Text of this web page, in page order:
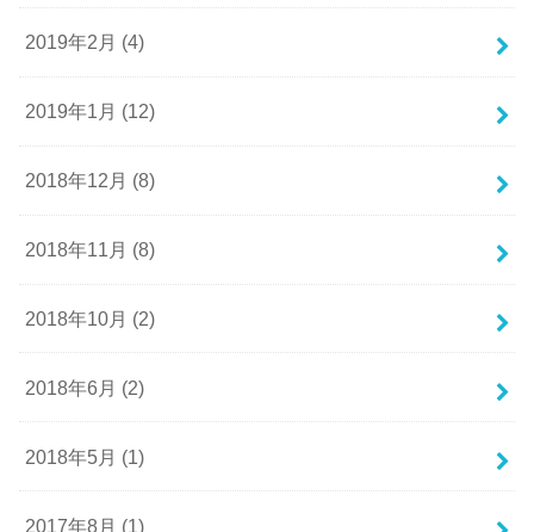
2019年2月 (4)
2019年1月 (12)
2018年12月 (8)
2018年11月 (8)
2018年10月 (2)
2018年6月 (2)
2018年5月 (1)
2017年8月 (1)